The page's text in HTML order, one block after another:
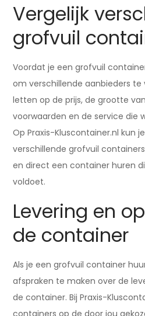
Vergelijk
grofvuil
Voordat je een grofvuil
om verschillende aanbieders te
letten op de prijs, de grootte
voorwaarden en de service die
Op Praxis-Kluscontainer.nl kun
verschillende grofvuil
en direct een container huren
voldoet.
Levering en
de container
Als je een grofvuil container
afspraken te maken over de
de container. Bij Praxis-
containers op de door jou